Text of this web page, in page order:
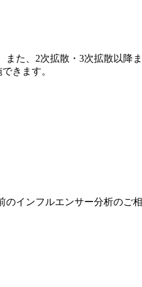
た、2次拡散・3次拡散以降
きます。
インフルエンサー分析のご相